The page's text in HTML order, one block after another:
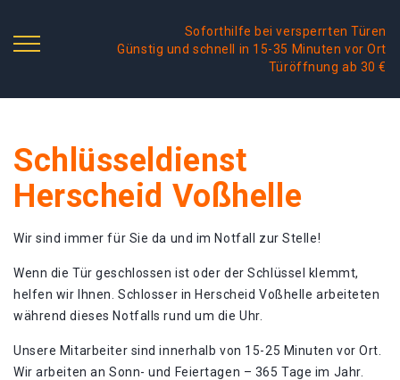
Soforthilfe bei versperrten Türen
Günstig und schnell in 15-35 Minuten vor Ort
Türöffnung ab 30 €
Schlüsseldienst
Herscheid Voßhelle
Wir sind immer für Sie da und im Notfall zur Stelle!
Wenn die Tür geschlossen ist oder der Schlüssel klemmt,
helfen wir Ihnen. Schlosser in Herscheid Voßhelle arbeiteten
während dieses Notfalls rund um die Uhr.
Unsere Mitarbeiter sind innerhalb von 15-25 Minuten vor Ort.
Wir arbeiten an Sonn- und Feiertagen – 365 Tage im Jahr.